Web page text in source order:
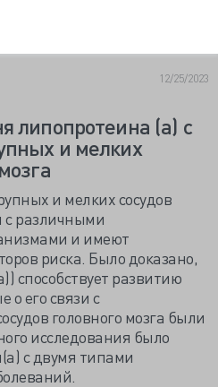
12/25/2023
липопротеина (а) с
и мелких
и мелких сосудов
с различными
и имеют
риска. Было доказано,
способствует развитию
о его связи с
головного мозга были
исследования было
с двумя типами